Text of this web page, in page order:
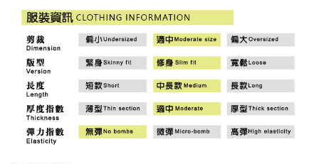
請求用戶進行身份認證。
恩沛科技股份有限公司將有權停止該用戶之使用額度並採取法律行動。
付款後門市自取
免運費
海外配送 查看運費